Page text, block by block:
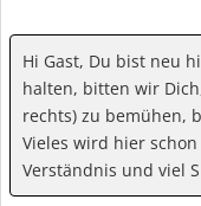
Hi Gast, Du bist neu
halten, bitten wir
rechts) zu bemühen,
Vieles wird hier
Verständnis und viel